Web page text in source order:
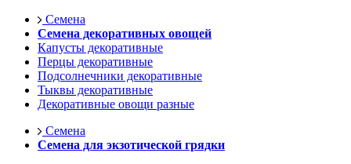
Семена
Семена декоративных овощей
Капусты декоративные
Перцы декоративные
Подсолнечники декоративные
Тыквы декоративные
Декоративные овощи разные
Семена
Семена для экзотической грядки